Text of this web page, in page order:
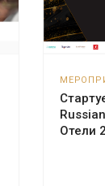
Отели